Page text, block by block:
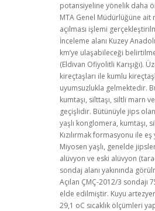
potansiyeline yönelik daha
MTA Genel Müdürlüğüne
açılması işlemi
İnceleme alanı Kuzey
km’ye ulaşabileceği
(Eldivan Ofiyolitli Karışığı).
kireçtaşları ile kumlu
uyumsuzlukla gelmektedir.
kumtaşı, silttaşı, siltli marn
geçişlidir. Bütünüyle jips
yaşlı konglomera, kumtaşı,
Kızılırmak formasyonu ile
Miyosen yaşlı, genelde
alüvyon ve eski alüvyon
sondaj alanı yakınında
Açılan ÇMÇ-2012/3
elde edilmiştir. Kuyu
29,1 oC sıcaklık ölçümleri